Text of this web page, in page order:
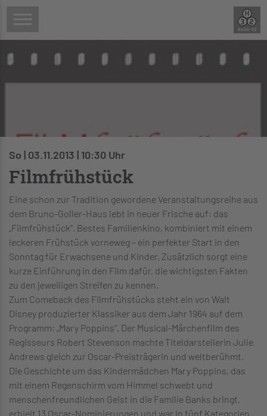
So | 03.11.2013 | 10:30 Uhr
Filmfrühstück
Eine schon zur Tradition gewordene Veranstaltungsreihe aus
dem Bruno-Goller-Haus lebt in neuer Frische auf: das
„Filmfrühstück“. Bestes Familienkino, kombiniert mit einem
leckeren Frühstück vorneweg – ein perfekter Start in den
Sonntag für Erwachsene und Kinder. Zusätzlich sorgt eine
kurze Einführung in den Film dafür, die wichtigsten Fakten
zu den jeweiligen Streifen zu kennen.
Zum Comeback des Filmfrühstücks steht ein von Walt
Disney produzierter Klassiker aus dem Jahr 1964 auf dem
Programm: „Mary Poppins“. Der Musical-Märchenfilm des
Regisseurs Robert Stevenson machte Titeldarstellerin Julie
Andrews gleich zur Oscar-Preisträgerin und weltberühmt.
Die Geschichte um das Kindermädchen Mary Poppins, das
mit einem Regenschirm vom Himmel schwebt und
menschenfreundlichen Geist in die Familie Banks bringt,
erhielt 13 Oscar-Nominierungen und war in fünf Kategorien